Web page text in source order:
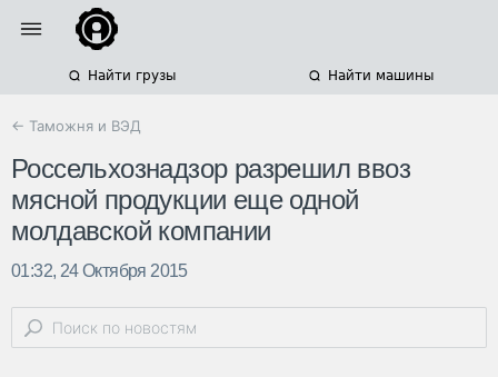
Найти грузы Найти машины
← Таможня и ВЭД
Россельхознадзор разрешил ввоз
мясной продукции еще одной
молдавской компании
01:32, 24 Октября 2015